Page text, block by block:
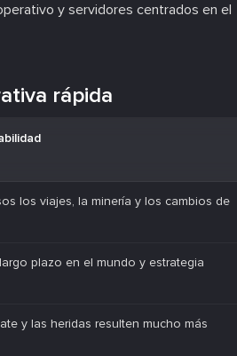
y servidores centrados en el
rápida
los viajes, la minería y los cambios de
plazo en el mundo y estrategia
y las heridas resulten mucho más